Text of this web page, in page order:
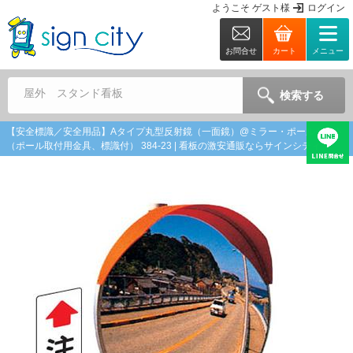
ようこそ ゲスト 様 ログイン
お問合せ カート メニュー
屋外 スタンド看板 検索する
【安全標識／安全用品】Aタイプ丸型反射鏡（一面鏡）@ミラー・ポールセット
（ポール取付用金具、標識付） 384-23 | 看板の激安通販ならサインシティ